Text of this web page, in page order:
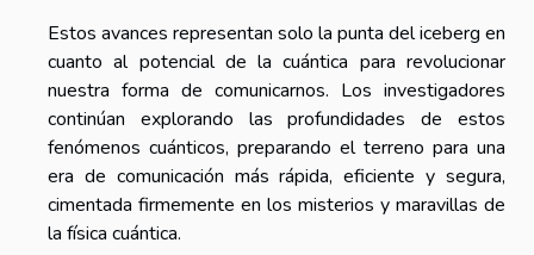
Estos avances representan solo la punta del iceberg en
cuanto al potencial de la cuántica para revolucionar
nuestra forma de comunicarnos. Los investigadores
continúan explorando las profundidades de estos
fenómenos cuánticos, preparando el terreno para una
era de comunicación más rápida, eficiente y segura,
cimentada firmemente en los misterios y maravillas de
la física cuántica.